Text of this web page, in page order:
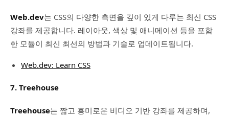
Web.dev는 CSS의 다양한 측면을 깊이 있게 다루는 최신 CSS
강좌를 제공합니다. 레이아웃, 색상 및 애니메이션 등을 포함
한 모듈이 최신 최선의 방법과 기술로 업데이트됩니다.
Web.dev: Learn CSS
7. Treehouse
Treehouse는 짧고 흥미로운 비디오 기반 강좌를 제공하며,